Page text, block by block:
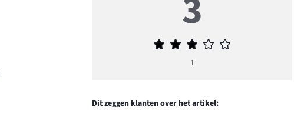
Gemiddelde
3
1
Dit zeggen klanten over het artikel: